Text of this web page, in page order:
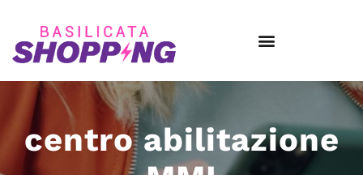
centro abilitazione